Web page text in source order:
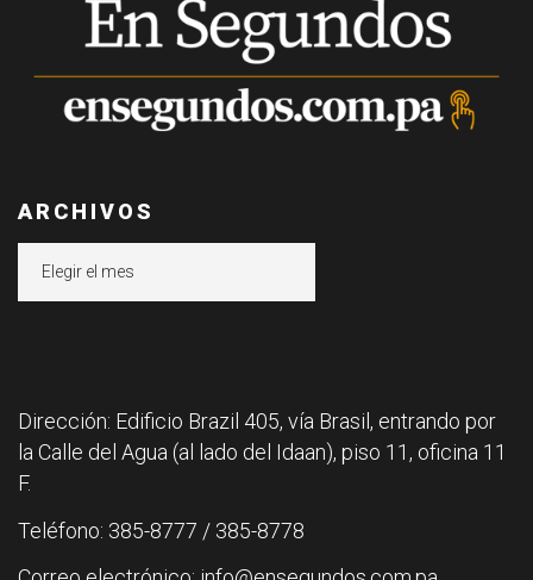
ARCHIVOS
Dirección: Edificio Brazil 405, vía Brasil, entrando por
la Calle del Agua (al lado del Idaan), piso 11, oficina 11
F.
Teléfono: 385-8777 / 385-8778